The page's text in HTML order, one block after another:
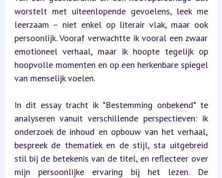
worstelt met uiteenlopende gevoelens, leek me
leerzaam – niet enkel op literair vlak, maar ook
persoonlijk. Vooraf verwachtte ik vooral een zwaar
emotioneel verhaal, maar ik hoopte tegelijk op
hoopvolle momenten en op een herkenbare spiegel
van menselijk voelen.
In dit essay tracht ik *Bestemming onbekend* te
analyseren vanuit verschillende perspectieven: ik
onderzoek de inhoud en opbouw van het verhaal,
bespreek de thematiek en de stijl, sta uitgebreid
stil bij de betekenis van de titel, en reflecteer over
mijn persoonlijke ervaring bij het lezen. De